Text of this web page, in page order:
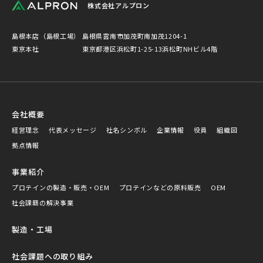
株式会社アルプロン
島根本店（島根工場）
島根県雲南市加茂町南加茂1204-1
東京本社
東京都港区浜松町1-25-13浜松町NHビル4階
会社概要
経営理念 代表メッセージ 社名シンボル 企業情報 役員
組織図
拠点情報
事業紹介
プロテインの製造・販売・OEM プロテインなどの原料販売
OEM
社会課題の解決事業
製造・工場
社会課題への取り組み